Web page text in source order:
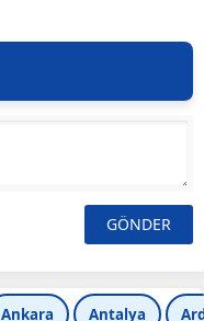
Ankara Antalya